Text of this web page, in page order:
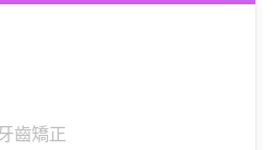
牙齒矯正